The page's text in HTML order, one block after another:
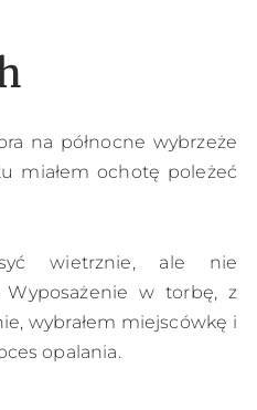
na północne wybrzeże
miałem ochotę poleżeć
wietrznie, ale nie
Wyposażenie w torbę, z
wybrałem miejscówkę i
opalania.